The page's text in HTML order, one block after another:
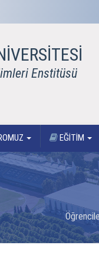
Enstitüsü
EĞİTİM